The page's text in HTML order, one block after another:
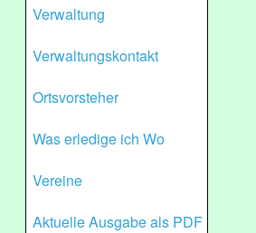
Verwaltung
Verwaltungskontakt
Ortsvorsteher
Was erledige ich Wo
Vereine
Aktuelle Ausgabe als PDF